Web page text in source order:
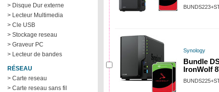
> Disque Dur externe
> Lecteur Multimedia
> Cle USB
> Stockage reseau
> Graveur PC
> Lecteur de bandes
RÉSEAU
> Carte reseau
> Carte reseau sans fil
Synology
Bundle
IronWolf